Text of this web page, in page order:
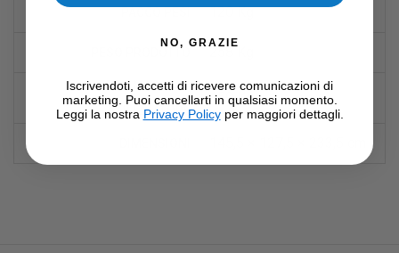
120 Kg
PESO PRODOTTO 258 Kg
PESO MASSIMO
UTILIZZATORE
150 Kg
NO, GRAZIE
Iscrivendoti, accetti di ricevere comunicazioni di
marketing. Puoi cancellarti in qualsiasi momento.
Leggi la nostra Privacy Policyper maggiori dettagli.